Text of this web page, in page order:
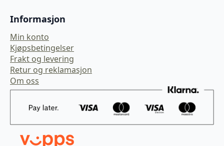
Informasjon
Min konto
Kjøpsbetingelser
Frakt og levering
Retur og reklamasjon
Om oss